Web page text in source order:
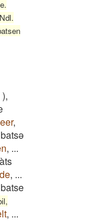
),
,
batsə
, ...
, ...
, ...